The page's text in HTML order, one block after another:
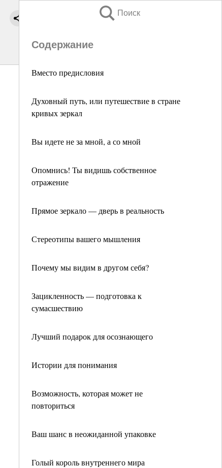
Поиск
Содержание
Вместо предисловия
Духовный путь, или путешествие в стране
кривых зеркал
Вы идете не за мной, а со мной
Опомнись! Ты видишь собственное
отражение
Прямое зеркало — дверь в реальность
Стереотипы вашего мышления
Почему мы видим в другом себя?
Зацикленность — подготовка к
сумасшествию
Лучший подарок для осознающего
Истории для понимания
Возможность, которая может не
повториться
Ваш шанс в неожиданной упаковке
Голый король внутреннего мира